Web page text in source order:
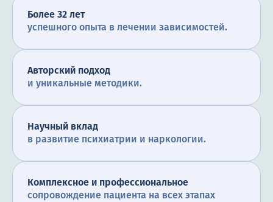
Более 32 лет
успешного опыта в лечении зависимостей.
Авторский подход
и уникальные методики.
Научный вклад
в развитие психиатрии и наркологии.
Комплексное и профессиональное
сопровождение пациента на всех этапах